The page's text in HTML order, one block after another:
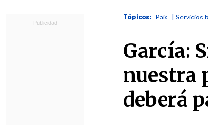
Tópicos: País | Servicios
García:
nuestra
deberá